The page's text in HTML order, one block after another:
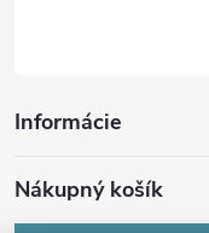
Informácie
Nákupný košík